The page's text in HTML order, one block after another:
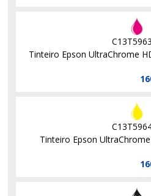
Tinteiro Epson UltraChrome
Tinteiro Epson